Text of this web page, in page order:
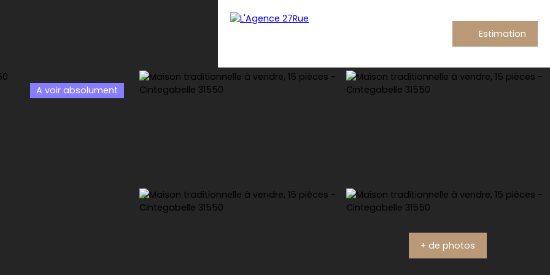
Estimation
A voir absolument
+ de photos